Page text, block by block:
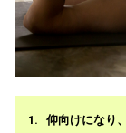
仰向けになり